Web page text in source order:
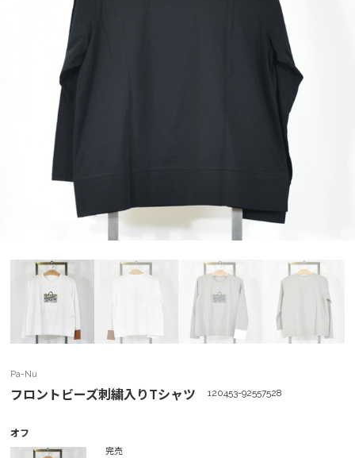
Pa-Nu
フロントビーズ刺繍入りTシャツ 120453-92557528
オフ
完売